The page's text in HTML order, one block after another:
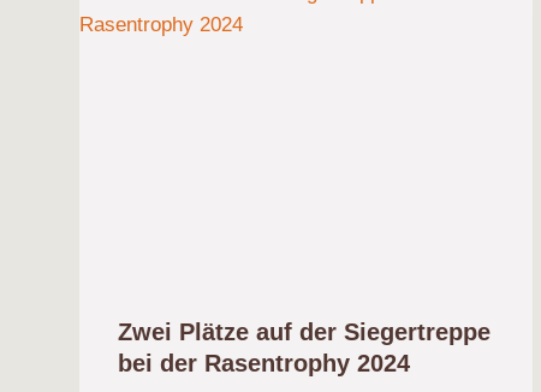
Zwei Plätze auf der Siegertreppe
bei der Rasentrophy 2024